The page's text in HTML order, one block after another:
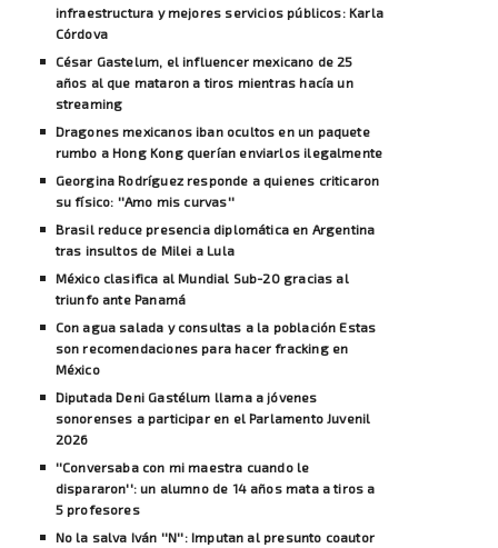
infraestructura y mejores servicios públicos: Karla
Córdova
César Gastelum, el influencer mexicano de 25
años al que mataron a tiros mientras hacía un
streaming
Dragones mexicanos iban ocultos en un paquete
rumbo a Hong Kong querían enviarlos ilegalmente
Georgina Rodríguez responde a quienes criticaron
su físico: ''Amo mis curvas''
Brasil reduce presencia diplomática en Argentina
tras insultos de Milei a Lula
México clasifica al Mundial Sub-20 gracias al
triunfo ante Panamá
Con agua salada y consultas a la población Estas
son recomendaciones para hacer fracking en
México
Diputada Deni Gastélum llama a jóvenes
sonorenses a participar en el Parlamento Juvenil
2026
''Conversaba con mi maestra cuando le
dispararon'': un alumno de 14 años mata a tiros a
5 profesores
No la salva Iván ''N'': Imputan al presunto coautor